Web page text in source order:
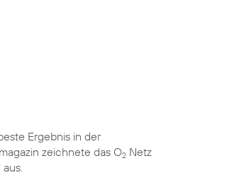
Ergebnis in der
zeichnete das O2 Netz